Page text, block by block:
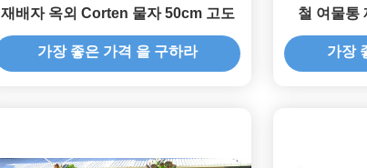
재배자 옥외 Corten 물자 50cm 고도
가장 좋은 가격 을 구하라
철 여물통
가장